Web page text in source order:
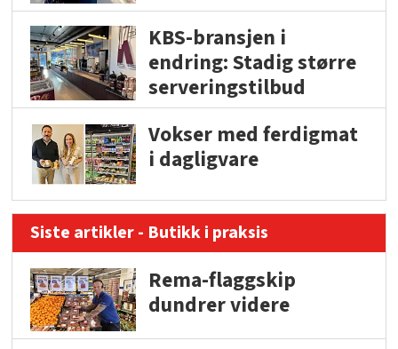
KBS-bransjen i
endring: Stadig større
serveringstilbud
Vokser med ferdigmat
i dagligvare
Siste artikler - Butikk i praksis
Rema-flaggskip
dundrer videre